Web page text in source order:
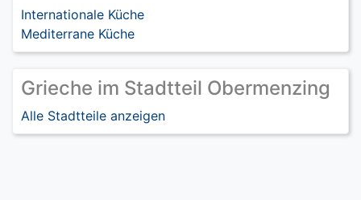
Internationale Küche
Mediterrane Küche
Grieche im Stadtteil Obermenzing
Alle Stadtteile anzeigen